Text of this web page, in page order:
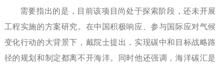
需要指出的是，目前该项目尚处于探索阶段，还未开展
工程实施的方案研究。在中国积极响应、参与国际应对气候
变化行动的大背景下，戴院士提出，实现碳中和目标战略路
径的规划和制定都离不开海洋。同时他还强调，海洋碳汇是